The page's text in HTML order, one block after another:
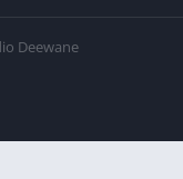
Deewane